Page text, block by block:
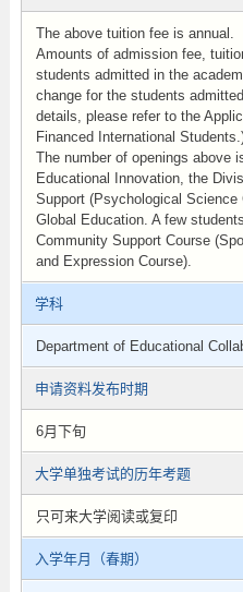
The above tuition fee is annual.
Amounts of admission fee,
students admitted in the
change for the students
details, please refer to the
Financed International
The number of openings above
Educational Innovation, the
Support (Psychological
Global Education. A few
Community Support Course
and Expression Course).
学科
Department of Educational
申请资料发布时期
6月下旬
大学单独考试的历年考题
只可来大学阅读或复印
入学年月（春期）